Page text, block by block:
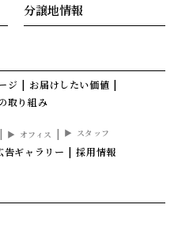
分譲地情報
ジ
お届けしたい価値
取り組み
オフィス スタッフ
告ギャラリー 採用情報